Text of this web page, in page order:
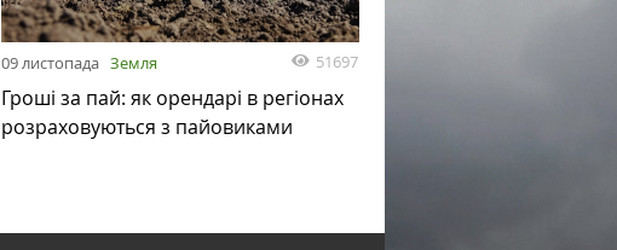
09 листопада Земля 51697
Гроші за пай: як орендарі в регіонах
розраховуються з пайовиками